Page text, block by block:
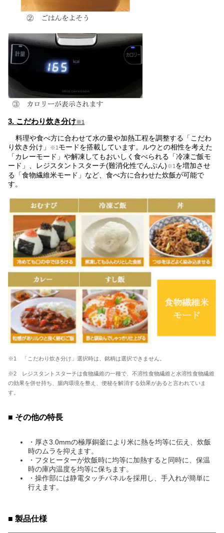
3. こだわり炊き分け※1
料理や食べ方に合わせて水の量や加熱工程を調整する「こだわ
り炊き分け」
※1モードを搭載しています。ルウとの相性を考えた
「カレーモード」や解凍してもおいしく食べられる「冷凍ご飯モ
ード」、レジスタントスターチ(難消化性でんぷん)※1を増加させ
る「食物繊維米モード」など、食べ方に合わせた炊飯が可能で
す。
※1 「こだわり炊き分け」選択時は、銘柄は選択できません。
※2 レジスタントスターチは食物繊維の一種で、不溶性食物繊維と水溶性食物繊維
の効果を併せ持ち、腸内環境を整え、便秘を解消する効果があると言われていま
す。
■ その他の特長
・厚さ3.0mmの極厚銅釜により米に熱を均等に伝え、炊飯
時のムラを抑えます。
・フタヒーターが炊飯時に均等に加熱すると同時に、保温
時の庫内温度を均等に保ちます。
・操作部には静電タッチパネルを採用し、手入れが簡単に
行えます。
■ 製品仕様